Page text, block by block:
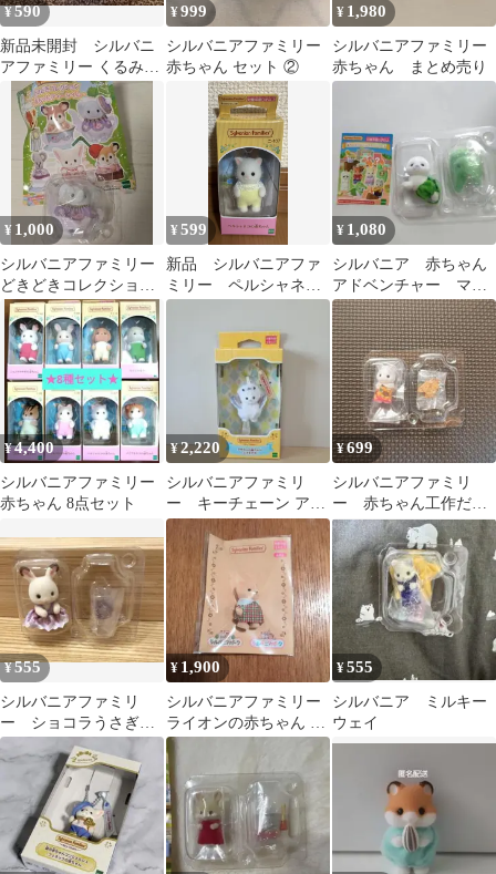
¥590
新品未開封 シルバニ
アファミリー くるみり
すの赤ちゃん
¥999
シルバニアファミリー
赤ちゃん セット ②
¥ 1,980
シルバニアファミリー
赤ちゃん まとめ売り
¥ 1,000
シルバニアファミリー
どきどきコレクション
赤ちゃんティータイム
ゾウの赤ちゃん
¥599
新品 シルバニアファ
ミリー ペルシャネコ
の赤ちゃん B96
¥ 1,080
シルバニア 赤ちゃん
アドベンチャー マフ
ィ
¥4,400
シルバニアファミリー
赤ちゃん 8点セット
¥2,220
シルバニアファミリ
ー キーチェーン アザ
ラシの赤ちゃん シマエ
ナガ
¥699
シルバニアファミリ
ー 赤ちゃん工作だい
すきシリーズ ラテネ
コの小さい赤ちゃん
¥555
シルバニアファミリ
ー ショコラうさぎ
ブリーズ 赤ちゃん妖
精の森のなかまたち
¥ 1,900
シルバニアファミリー
ライオンの赤ちゃん シ
ルバニアパーク限定
¥555
シルバニア ミルキー
ウェイ